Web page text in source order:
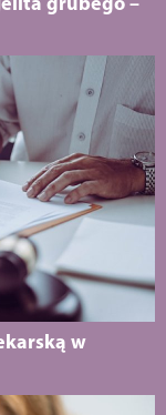
w